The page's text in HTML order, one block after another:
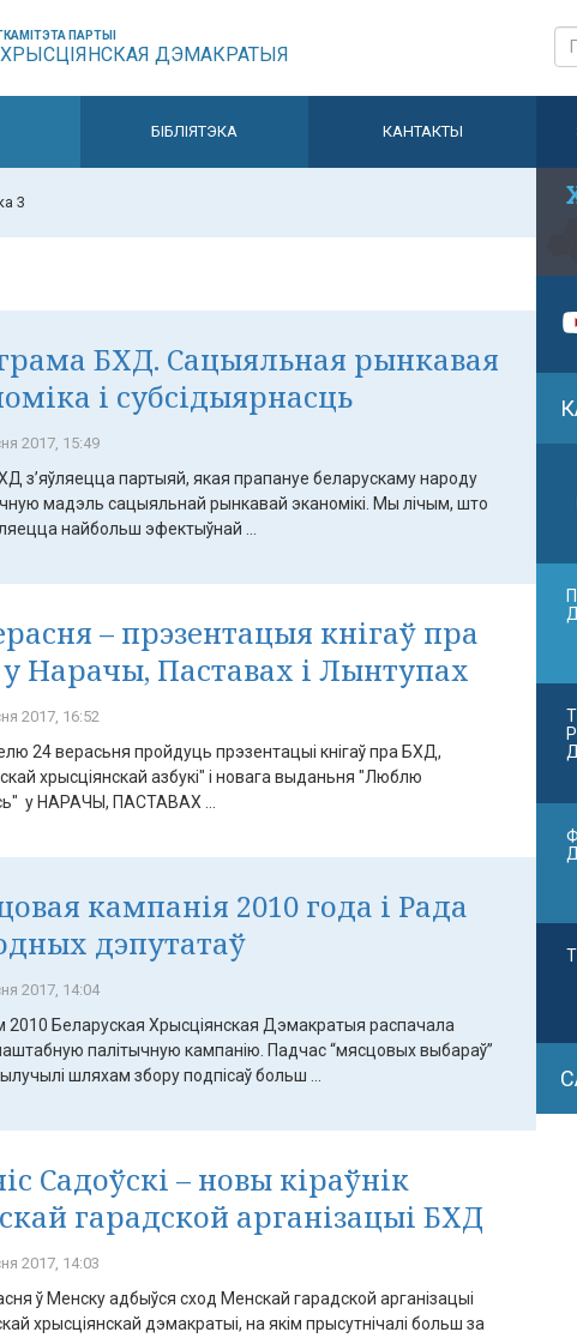
ПАРТЫІ
ДЭМАКРАТЫЯ
БІБЛІЯТЭКА КАНТАКТЫ
3
БХД. Сацыяльная рынкавая
і субсідыярнасць
2017, 15:49
з’яўляецца партыяй, якая прапануе беларускаму народу
мадэль сацыяльнай рынкавай эканомікі. Мы лічым, што
найбольш эфектыўнай ...
– прэзентацыя кнігаў пра
Нарачы, Паставах і Лынтупах
2017, 16:52
24 верасьня пройдуць прэзентацыі кнігаў пра БХД,
хрысціянскай азбукі" і новага выданьня "Люблю
у НАРАЧЫ, ПАСТАВАХ ...
кампанія 2010 года і Рада
дэпутатаў
2017, 14:04
2010 Беларуская Хрысціянская Дэмакратыя распачала
палітычную кампанію. Падчас “мясцовых выбараў”
шляхам збору подпісаў больш ...
Садоўскі – новы кіраўнік
гарадской арганізацыі БХД
2017, 14:03
ў Менску адбыўся сход Менскай гарадской арганізацыі
хрысціянскай дэмакратыі, на якім прысутнічалі больш за